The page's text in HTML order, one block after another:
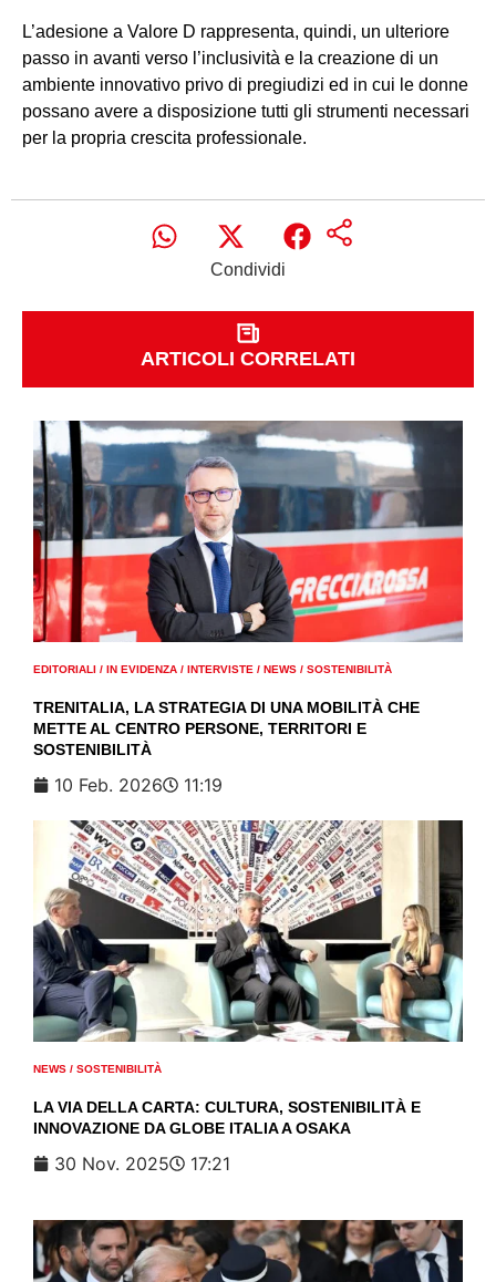
L’adesione a Valore D rappresenta, quindi, un ulteriore
passo in avanti verso l’inclusività e la creazione di un
ambiente innovativo privo di pregiudizi ed in cui le donne
possano avere a disposizione tutti gli strumenti necessari
per la propria crescita professionale.
Condividi
ARTICOLI CORRELATI
EDITORIALI / IN EVIDENZA / INTERVISTE / NEWS / SOSTENIBILITÀ
TRENITALIA, LA STRATEGIA DI UNA MOBILITÀ CHE
METTE AL CENTRO PERSONE, TERRITORI E
SOSTENIBILITÀ
10 Feb. 2026 11:19
NEWS / SOSTENIBILITÀ
LA VIA DELLA CARTA: CULTURA, SOSTENIBILITÀ E
INNOVAZIONE DA GLOBE ITALIA A OSAKA
30 Nov. 2025 17:21